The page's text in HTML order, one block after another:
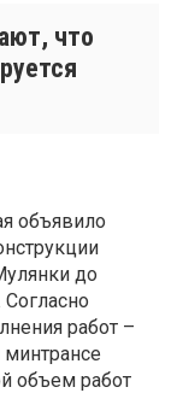
что
объявило
до
работ –
объем работ